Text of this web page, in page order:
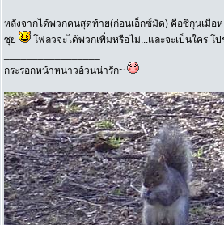
หลังจากได้พวกคนสุดท้าย(ก่อนเอ็กซ์มัด) คือซีกุนเมื่อ
ซุย
โฟลวจะได้พวกเพิ่มหรือไม่...และจะเป็นใคร โ
กระรอกหน้าหนาวอ้วนน่ารัก~